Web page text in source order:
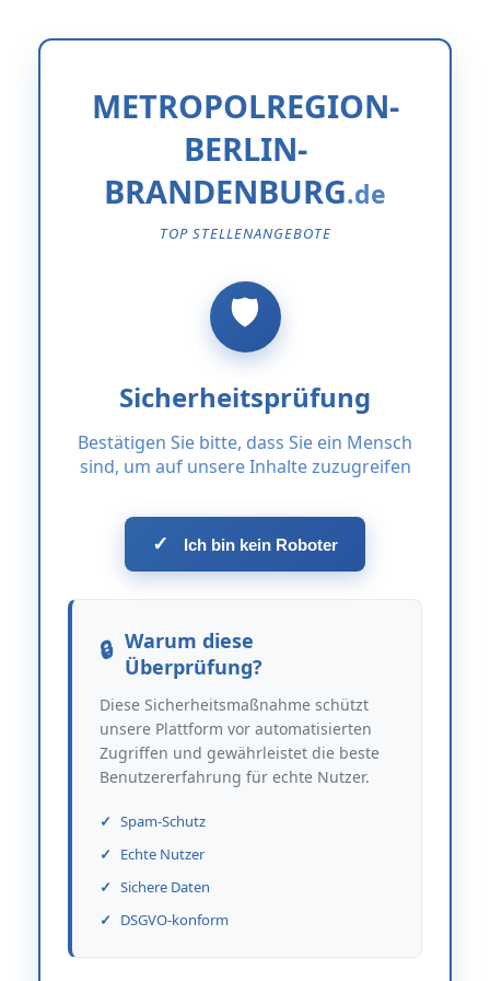
METROPOLREGION-
BERLIN-
BRANDENBURG
TOP STELLENANGEBOTE
Sicherheitsprüfung
Bestätigen Sie bitte, dass Sie ein Mensch
sind, um auf unsere Inhalte zuzugreifen
✓ Ich bin kein Roboter
Warum diese
Überprüfung?
Diese Sicherheitsmaßnahme schützt
unsere Plattform vor automatisierten
Zugriffen und gewährleistet die beste
Benutzererfahrung für echte Nutzer.
Spam-Schutz
Echte Nutzer
Sichere Daten
DSGVO-konform